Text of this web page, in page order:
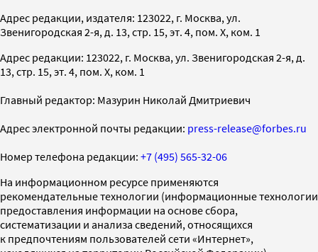
Адрес редакции, издателя: 123022, г. Москва, ул.
Звенигородская 2-я, д. 13, стр. 15, эт. 4, пом. X, ком. 1
Адрес редакции: 123022, г. Москва, ул. Звенигородская 2-я, д.
13, стр. 15, эт. 4, пом. X, ком. 1
Главный редактор: Мазурин Николай Дмитриевич
Адрес электронной почты редакции: press-release@forbes.ru
Номер телефона редакции: +7 (495) 565-32-06
На информационном ресурсе применяются
рекомендательные технологии (информационные технологии
предоставления информации на основе сбора,
систематизации и анализа сведений, относящихся
к предпочтениям пользователей сети «Интернет»,